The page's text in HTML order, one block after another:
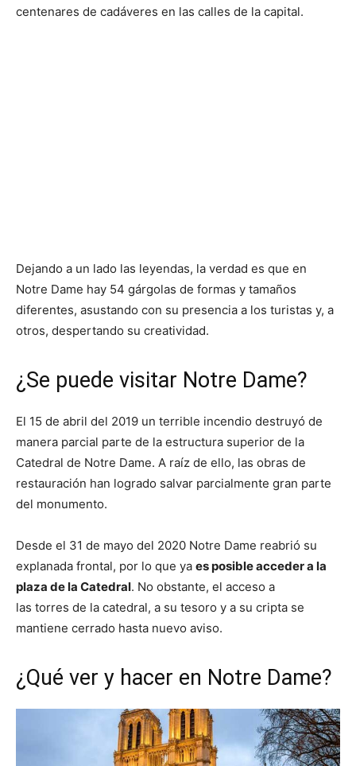
centenares de cadáveres en las calles de la capital.
Dejando a un lado las leyendas, la verdad es que en
Notre Dame hay 54 gárgolas de formas y tamaños
diferentes, asustando con su presencia a los turistas y, a
otros, despertando su creatividad.
¿Se puede visitar Notre Dame?
El 15 de abril del 2019 un terrible incendio destruyó de
manera parcial parte de la estructura superior de la
Catedral de Notre Dame. A raíz de ello, las obras de
restauración han logrado salvar parcialmente gran parte
del monumento.
Desde el 31 de mayo del 2020 Notre Dame reabrió su
explanada frontal, por lo que ya es posible acceder a la
plaza de la Catedral. No obstante, el acceso a
las torres de la catedral, a su tesoro y a su cripta se
mantiene cerrado hasta nuevo aviso.
¿Qué ver y hacer en Notre Dame?